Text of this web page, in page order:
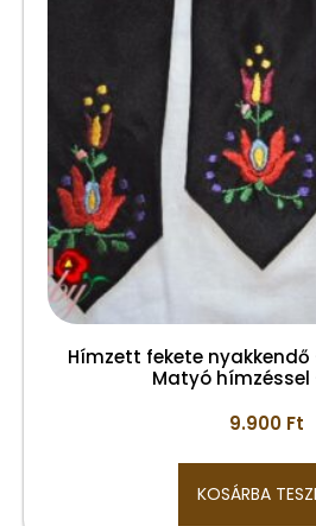
Hímzett fekete nyakkendő
Matyó hímzéssel
9.900 Ft
KOSÁRBA